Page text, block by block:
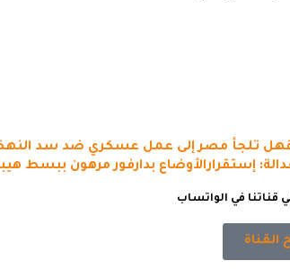
هل تلجأ مصر إلى عمل عسكري ضد سد
إستقرارالأوضاع بدارفور مرهون ببسط
قناتنا في الواتساب
القناة